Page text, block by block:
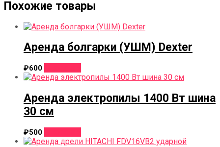
Похожие товары
Аренда болгарки (УШМ) Dexter
₽600
Аренда электропилы 1400 Вт шина
30 см
₽500